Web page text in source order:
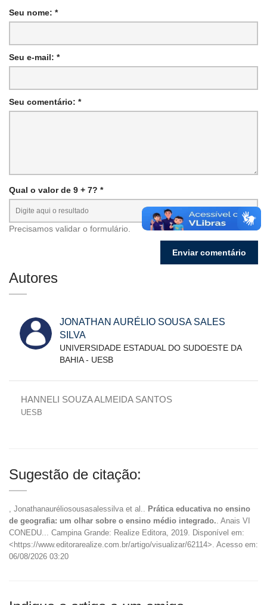
Seu nome: *
Seu e-mail: *
Seu comentário: *
Qual o valor de 9 + 7? *
Precisamos validar o formulário.
Autores
JONATHAN AURÉLIO SOUSA SALES
SILVA
UNIVERSIDADE ESTADUAL DO SUDOESTE DA
BAHIA - UESB
HANNELI SOUZA ALMEIDA SANTOS
UESB
Sugestão de citação:
, Jonathanauréliosousasalessilva et al.. Prática educativa no ensino
de geografia: um olhar sobre o ensino médio integrado.. Anais VI
CONEDU... Campina Grande: Realize Editora, 2019. Disponível em:
<https://www.editorarealize.com.br/artigo/visualizar/62114>. Acesso em:
06/08/2026 03:20